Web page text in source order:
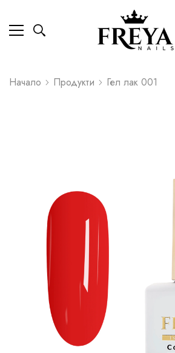
Начало Продукти Гел лак 001